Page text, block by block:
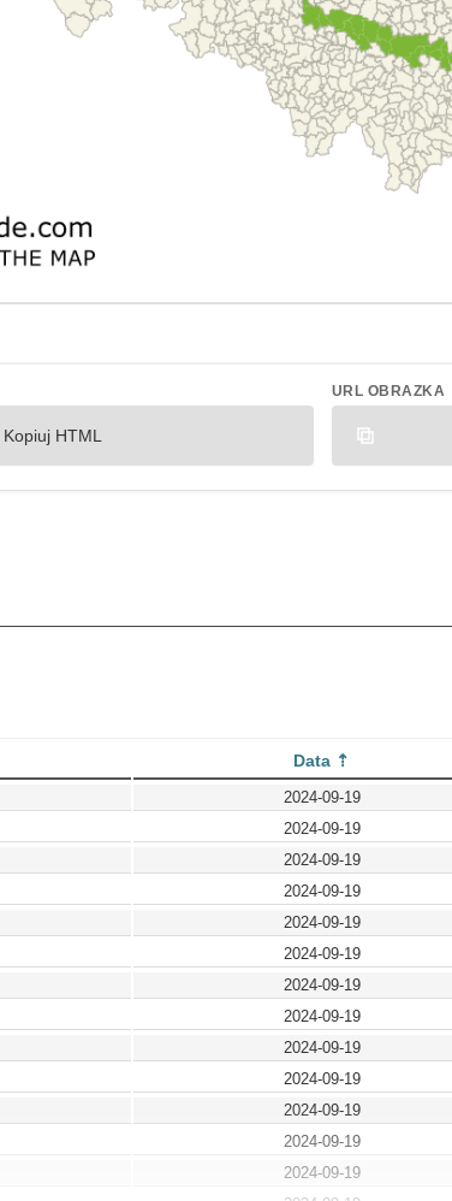
Kopiuj HTML
URL OBRAZKA
Data
2024-09-19
2024-09-19
2024-09-19
2024-09-19
2024-09-19
2024-09-19
2024-09-19
2024-09-19
2024-09-19
2024-09-19
2024-09-19
2024-09-19
2024-09-19